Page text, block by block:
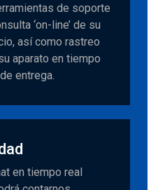
de soporte
‘on-line’ de su
así como rastreo
aparato en tiempo
entrega.
en tiempo real